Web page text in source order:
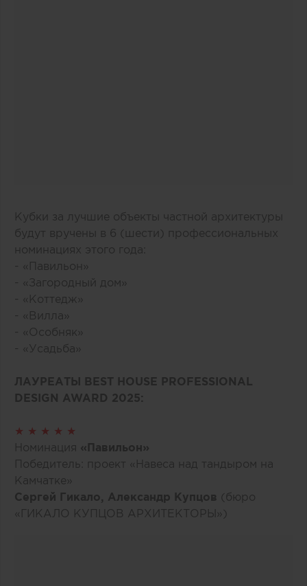
Кубки за лучшие объекты частной архитектуры
будут вручены в 6 (шести) профессиональных
номинациях этого года:
- «Павильон»
- «Загородный дом»
- «Коттедж»
- «Вилла»
- «Особняк»
- «Усадьба»
ЛАУРЕАТЫ BEST HOUSE PROFESSIONAL
DESIGN AWARD 2025:
★ ★ ★ ★ ★
Номинация «Павильон»
Победитель: проект «Навеса над тандыром на
Камчатке»
Сергей Гикало, Александр Купцов (бюро
«ГИКАЛО КУПЦОВ АРХИТЕКТОРЫ»)